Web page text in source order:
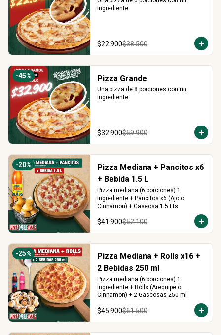
ingrediente.
$22.900$38.500
-45% Pizza Grande
Una pizza de 8 porciones con un
ingrediente.
$32.900$59.900
-20%
Pizza Mediana + Pancitos x6
+ Bebida 1.5 L
Pizza mediana (6 porciones) 1
ingrediente + Pancitos x6 (Ajo o
Cinnamon) + Gaseosa 1.5 Lts
$41.900$52.100
-25%
Pizza Mediana + Rolls x16 +
2 Bebidas 250 ml
Pizza mediana (6 porciones) 1
ingrediente + Rolls (Arequipe o
Cinnamon) + 2 Gaseosas 250 ml
$45.900$61.500